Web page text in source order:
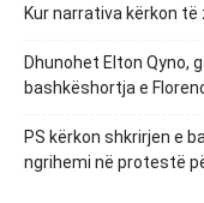
Kur narrativa kërkon
Dhunohet Elton Qyno,
bashkëshortja e
PS kërkon shkrirjen e
ngrihemi në protestë